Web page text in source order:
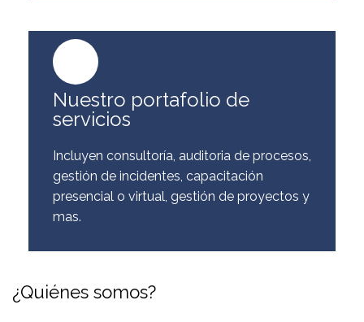
Nuestro portafolio de
servicios
Incluyen consultoría, auditoria de procesos,
gestión de incidentes, capacitación
presencial o virtual, gestión de proyectos y
mas.
¿Quiénes somos?